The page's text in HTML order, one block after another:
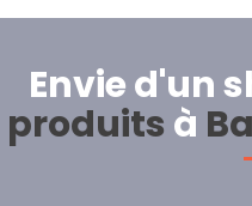
Envie d'un
produits à